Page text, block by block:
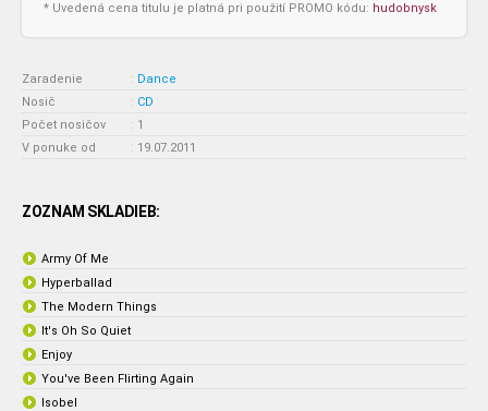
* Uvedená cena titulu je platná pri použití PROMO kódu: hudobnysk
Zaradenie : Dance
Nosič
: CD
Počet nosičov
: 1
V ponuke od
: 19.07.2011
ZOZNAM SKLADIEB:
Army Of Me
Hyperballad
The Modern Things
It's Oh So Quiet
Enjoy
You've Been Flirting Again
Isobel